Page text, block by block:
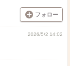
フォロー
2026/5/2 14:02